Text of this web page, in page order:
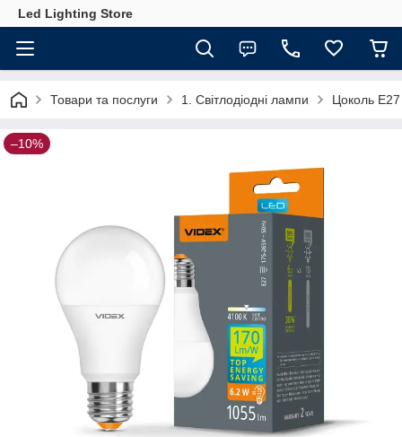
Led Lighting Store
Товари та послуги 1. Світлодіодні лампи Цоколь Е27
–10%